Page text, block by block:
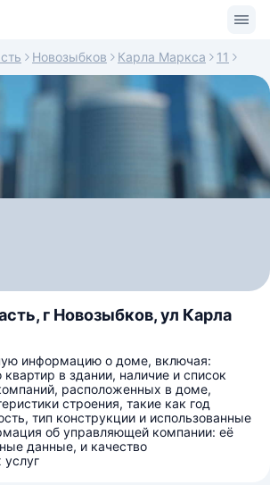
Новозыбков Карла Маркса 11
г Новозыбков, ул Карла
информацию о доме, включая:
в здании, наличие и список
расположенных в доме,
строения, такие как год
тип конструкции и использованные
об управляющей компании: её
данные, и качество